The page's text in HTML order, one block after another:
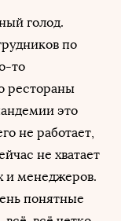
голод.
по
то
рестораны
это
не работает,
не хватает
и менеджеров.
понятные